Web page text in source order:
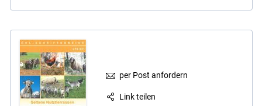
per Post anfordern
Link teilen